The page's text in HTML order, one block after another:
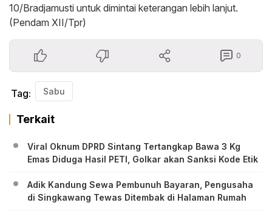
10/Bradjamusti untuk dimintai keterangan lebih lanjut.
(Pendam XII/Tpr)
0
Tag: Sabu
Terkait
Viral Oknum DPRD Sintang Tertangkap Bawa 3 Kg
Emas Diduga Hasil PETI, Golkar akan Sanksi Kode Etik
Adik Kandung Sewa Pembunuh Bayaran, Pengusaha
di Singkawang Tewas Ditembak di Halaman Rumah